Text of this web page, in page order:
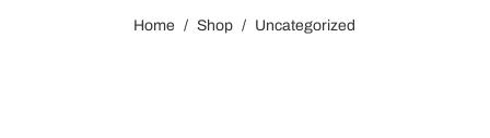
Home / Shop / Uncategorized